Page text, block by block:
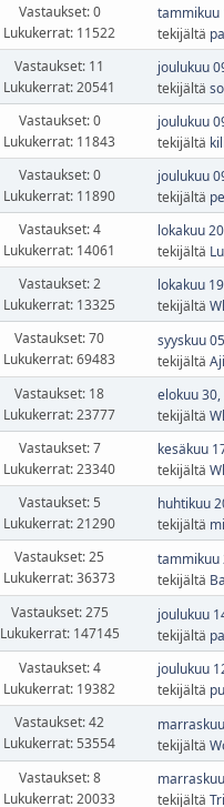
Vastaukset: 0
Lukukerrat: 11522
tammikuu
tekijältä
Vastaukset: 11
Lukukerrat: 20541
joulukuu
tekijältä
Vastaukset: 0
Lukukerrat: 11843
joulukuu
tekijältä
Vastaukset: 0
Lukukerrat: 11890
joulukuu
tekijältä
Vastaukset: 4
Lukukerrat: 14061
lokakuu
tekijältä
Vastaukset: 2
Lukukerrat: 13325
lokakuu
tekijältä
Vastaukset: 70
Lukukerrat: 69483
syyskuu
tekijältä
Vastaukset: 18
Lukukerrat: 23777
elokuu 30,
tekijältä
Vastaukset: 7
Lukukerrat: 23340
kesäkuu
tekijältä
Vastaukset: 5
Lukukerrat: 21290
huhtikuu
tekijältä
Vastaukset: 25
Lukukerrat: 36373
tammikuu
tekijältä
Vastaukset: 275
Lukukerrat: 147145
joulukuu
tekijältä
Vastaukset: 4
Lukukerrat: 19382
joulukuu
tekijältä
Vastaukset: 42
Lukukerrat: 53554
tekijältä
Vastaukset: 8
Lukukerrat: 20033
tekijältä